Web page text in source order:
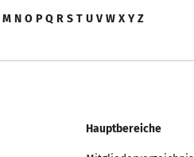
M N O P Q R S T U V W X Y Z
Hauptbereiche